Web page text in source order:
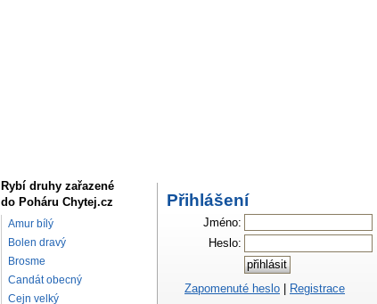
Rybí druhy zařazené
do Poháru Chytej.cz
Amur bílý
Bolen dravý
Brosme
Candát obecný
Cejn velký
Přihlášení
Jméno:
Heslo:
Zapomenuté heslo | Registrace